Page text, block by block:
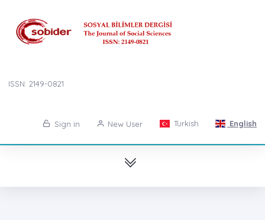
ISSN: 2149-0821
Sign in New User Turkish English